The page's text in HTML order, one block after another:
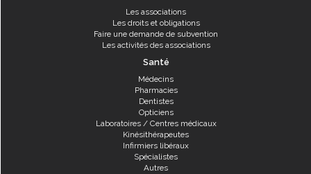
Les associations
Les droits et obligations
Faire une demande de subvention
Les activités des associations
Santé
Médecins
Pharmacies
Dentistes
Opticiens
Laboratoires / Centres médicaux
Kinésithérapeutes
Infirmiers libéraux
Spécialistes
Autres